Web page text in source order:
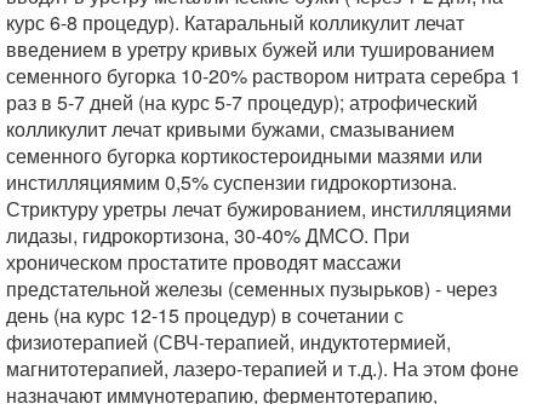
курс 6-8 процедур). Катаральный колликулит лечат
введением в уретру кривых бужей или тушированием
семенного бугорка 10-20% раствором нитрата серебра 1
раз в 5-7 дней (на курс 5-7 процедур); атрофический
колликулит лечат кривыми бужами, смазыванием
семенного бугорка кортикостероидными мазями или
инстилляциямим 0,5% суспензии гидрокортизона.
Стриктуру уретры лечат бужированием, инстилляциями
лидазы, гидрокортизона, 30-40% ДМСО. При
хроническом простатите проводят массажи
предстательной железы (семенных пузырьков) - через
день (на курс 12-15 процедур) в сочетании с
физиотерапией (СВЧ-терапией, индуктотермией,
магнитотерапией, лазеро-терапией и т.д.). На этом фоне
назначают иммунотерапию, ферментотерапию,